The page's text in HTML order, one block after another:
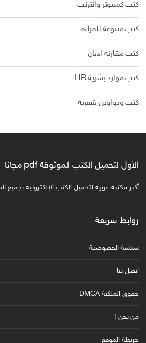
كتب كمبيوتر وانترنت
كتب متنوعة للقراءة
كتب مقارنة اديان
كتب موارد بشرية HR
كتب ودواوين شعرية
الأول لتحميل الكتب الموثوقة pdf مجانا
أكبر مكتبة عربية لتحميل الكتب الإلكترونية بجميع
روابط سريعة
سياسة الخصوصية
اتصل بنا
حقوق الملكية DMCA
من نحن !
خريطة الموقع